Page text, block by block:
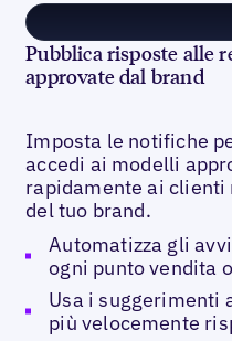
Pubblica risposte alle
approvate dal brand
Imposta le notifiche
accedi ai modelli
rapidamente ai clienti
del tuo brand.
Automatizza gli
ogni punto vendita
Usa i suggerimenti
più velocemente